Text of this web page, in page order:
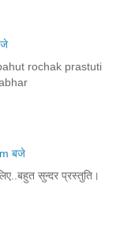
rochak prastuti
बजे
सुन्दर प्रस्तुति।